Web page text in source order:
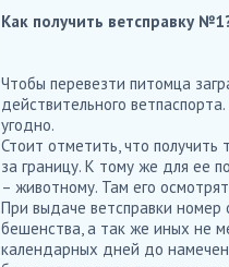
Как получить ветсправку
Чтобы перевезти питомца
действительного
угодно.
Стоит отметить, что
за границу. К тому же для ее
– животному. Там его
При выдаче ветсправки номер
бешенства, а так же иных не
календарных дней до